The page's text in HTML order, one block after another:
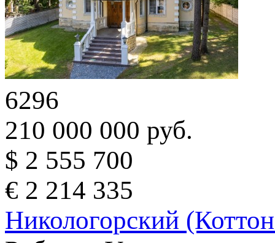
6296
210 000 000 руб.
$ 2 555 700
€ 2 214 335
Никологорский